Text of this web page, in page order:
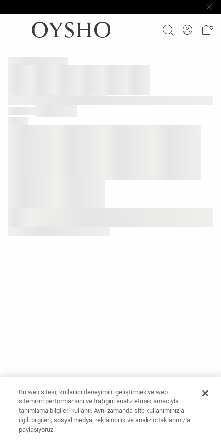
Bu web sitesi, kullanıcı deneyimini geliştirmek ve web
sitemizin performansını ve trafiğini analiz etmek amacıyla
tanımlama bilgileri kullanır. Aynı zamanda site kullanımınızla
ilgili bilgileri; sosyal medya, reklamcılık ve analiz ortaklarımızla
paylaşıyoruz.